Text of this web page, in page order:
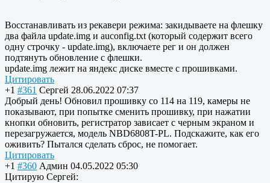
Восстанавливать из рекавери режима: закидываете на флешку
два файла update.img и auconfig.txt (который содержит всего
одну строчку - update.img), включаете рег и он должен
подтянуть обновление с флешки.
update.img лежит на яндекс диске вместе с прошивками.
Цитировать
+1 #361 Сергей 28.06.2022 07:37
Добрый день! Обновил прошивку со 114 на 119, камеры не
показывают, при попытке сменить прошивку, при нажатии
кнопки обновить, регистратор зависает с черным экраном и
перезагружается, модель NBD6808T-PL. Подскажите, как его
оживить? Пытался сделать сброс, не помогает.
Цитировать
+1 #360 Админ 04.05.2022 05:30
Цитирую Сергей: